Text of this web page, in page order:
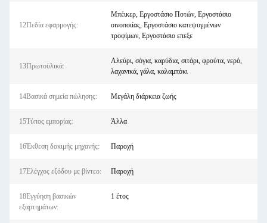
12Πεδία εφαρμογής:
Μπέικερ, Εργοστάσιο Ποτών, Εργοστάσιο
οινοποιίας, Εργοστάσιο κατεψυγμένων
τροφίμων, Εργοστάσιο επεξε
13Πρωτοϋλικά:
Αλεύρι, σόγια, καρύδια, σιτάρι, φρούτα, νερό,
λαχανικά, γάλα, καλαμπόκι
14Βασικά σημεία πώλησης: Μεγάλη διάρκεια ζωής
15Τύπος εμπορίας: Άλλα
16Έκθεση δοκιμής μηχανής: Παροχή
17Ελέγχος εξόδου με βίντεο: Παροχή
18Εγγύηση βασικών
εξαρτημάτων:
1 έτος